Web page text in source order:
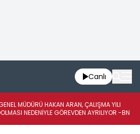
Canlı
MÜDÜRÜ HAKAN ARAN, ÇALIŞMA YILI
NEDENİYLE GÖREVDEN AYRILIYOR -BN